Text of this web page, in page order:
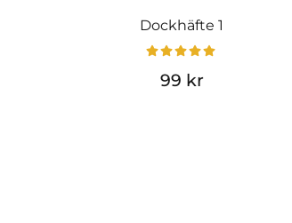
Dockhäfte 1
99 kr